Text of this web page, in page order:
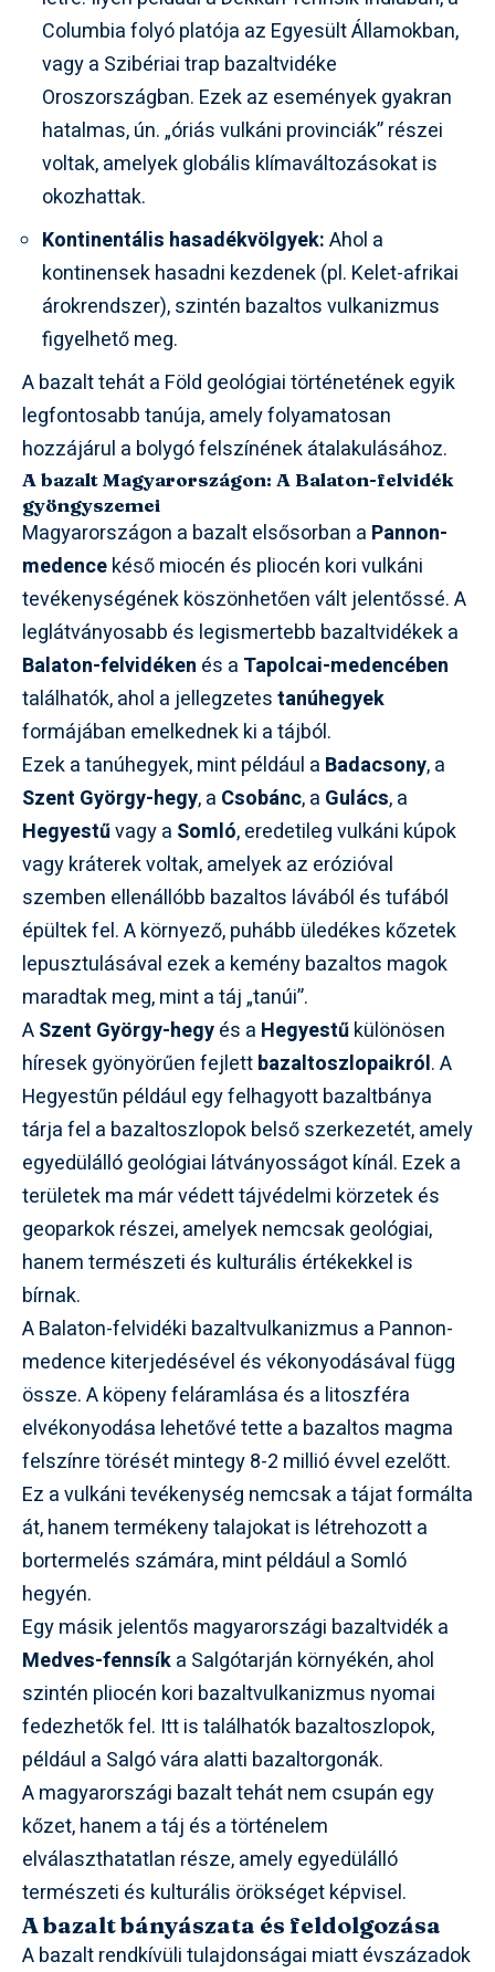
Columbia folyó platója az Egyesült Államokban,
vagy a Szibériai trap bazaltvidéke
Oroszországban. Ezek az események gyakran
hatalmas, ún. „óriás vulkáni provinciák” részei
voltak, amelyek globális klímaváltozásokat is
okozhattak.
Kontinentális hasadékvölgyek:Ahol a
kontinensek hasadni kezdenek (pl. Kelet-afrikai
árokrendszer), szintén bazaltos vulkanizmus
figyelhető meg.
A bazalt tehát a Föld geológiai történetének egyik
legfontosabb tanúja, amely folyamatosan
hozzájárul a bolygó felszínének átalakulásához.
A bazalt Magyarországon: A Balaton-felvidék
gyöngyszemei
Magyarországon a bazalt elsősorban a Pannon-
medencekéső miocén és pliocén kori vulkáni
tevékenységének köszönhetően vált jelentőssé. A
leglátványosabb és legismertebb bazaltvidékek a
Balaton-felvidéken és a Tapolcai-medencében
találhatók, ahol a jellegzetestanúhegyek
formájában emelkednek ki a tájból.
Ezek a tanúhegyek, mint például a Badacsony, a
Szent György-hegy, a Csobánc, a Gulács, a
Hegyestűvagy a Somló, eredetileg vulkáni kúpok
vagy kráterek voltak, amelyek az erózióval
szemben ellenállóbb bazaltos lávából és tufából
épültek fel. A környező, puhább üledékes kőzetek
lepusztulásával ezek a kemény bazaltos magok
maradtak meg, mint a táj „tanúi”.
ASzent György-hegyés a Hegyestűkülönösen
híresek gyönyörűen fejlettbazaltoszlopaikról. A
Hegyestűn például egy felhagyott bazaltbánya
tárja fel a bazaltoszlopok belső szerkezetét, amely
egyedülálló geológiai látványosságot kínál. Ezek a
területek ma már védett tájvédelmi körzetek és
geoparkok részei, amelyek nemcsak geológiai,
hanem természeti és kulturális értékekkel is
bírnak.
A Balaton-felvidéki bazaltvulkanizmus a Pannon-
medence kiterjedésével és vékonyodásával függ
össze. A köpeny feláramlása és a litoszféra
elvékonyodása lehetővé tette a bazaltos magma
felszínre törését mintegy 8-2 millió évvel ezelőtt.
Ez a vulkáni tevékenység nemcsak a tájat formálta
át, hanem termékeny talajokat is létrehozott a
bortermelés számára, mint például a Somló
hegyén.
Egy másik jelentős magyarországi bazaltvidék a
Medves-fennsíka Salgótarján környékén, ahol
szintén pliocén kori bazaltvulkanizmus nyomai
fedezhetők fel. Itt is találhatók bazaltoszlopok,
például a Salgó vára alatti bazaltorgonák.
A magyarországi bazalt tehát nem csupán egy
kőzet, hanem a táj és a történelem
elválaszthatatlan része, amely egyedülálló
természeti és kulturális örökséget képvisel.
A bazalt bányászata és feldolgozása
A bazalt rendkívüli tulajdonságai miatt évszázadok